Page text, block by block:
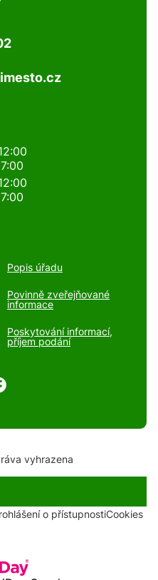
Popis úřadu
Povinně zveřejňované
informace
Poskytování informací,
příjem podání
vyhrazena
o přístupnostiCookies